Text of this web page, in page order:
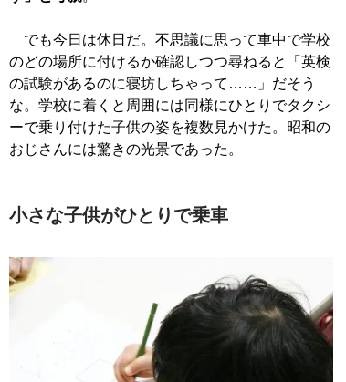
でも今日は休日だ。不思議に思って車中で学校
のどの場所に付けるか確認しつつ尋ねると「英検
の試験があるのに寝坊しちゃって……」だそう
な。学校に着くと周囲には同様にひとりでタクシ
ーで乗り付けた子供の姿を複数見かけた。昭和の
おじさんには驚きの光景であった。
小さな子供がひとりで乗車